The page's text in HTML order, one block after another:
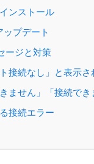
ンストール
プデート
ージと対策
接続なし」と表示さ
ません」「接続で
接続エラー